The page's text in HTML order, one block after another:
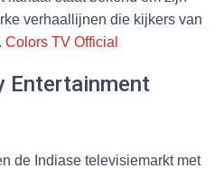
verhaallijnen die kijkers van
Colors TV Official
Entertainment
de Indiase televisiemarkt met